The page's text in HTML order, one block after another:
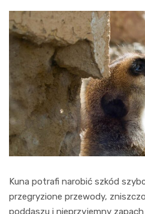
Kuna potrafi narobić szkód
przegryzione przewody,
poddaszu i nieprzyjemny